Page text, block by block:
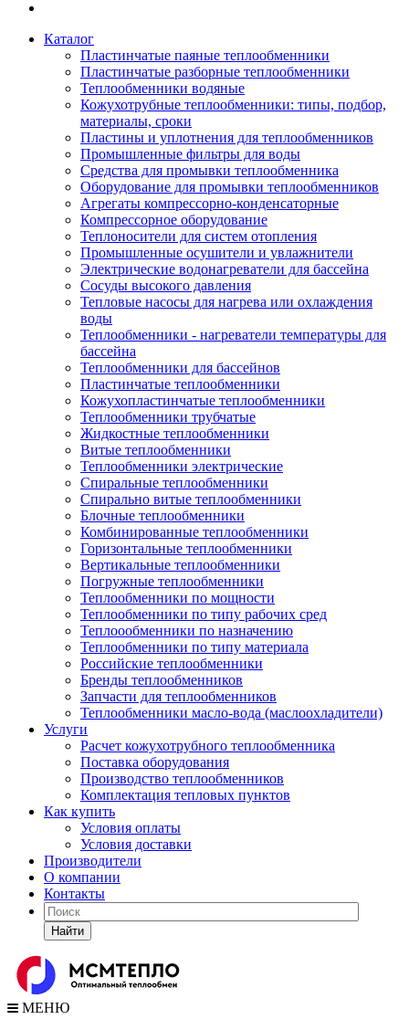
Каталог
Пластинчатые паяные теплообменники
Пластинчатые разборные теплообменники
Теплообменники водяные
Кожухотрубные теплообменники: типы, подбор,
материалы, сроки
Пластины и уплотнения для теплообменников
Промышленные фильтры для воды
Средства для промывки теплообменника
Оборудование для промывки теплообменников
Агрегаты компрессорно-конденсаторные
Компрессорное оборудование
Теплоносители для систем отопления
Промышленные осушители и увлажнители
Электрические водонагреватели для бассейна
Сосуды высокого давления
Тепловые насосы для нагрева или охлаждения
воды
Теплообменники - нагреватели температуры для
бассейна
Теплообменники для бассейнов
Пластинчатые теплообменники
Кожухопластинчатые теплообменники
Теплообменники трубчатые
Жидкостные теплообменники
Витые теплообменники
Теплообменники электрические
Спиральные теплообменники
Спирально витые теплообменники
Блочные теплообменники
Комбинированные теплообменники
Горизонтальные теплообменники
Вертикальные теплообменники
Погружные теплообменники
Теплообменники по мощности
Теплообменники по типу рабочих сред
Теплоообменники по назначению
Теплообменники по типу материала
Российские теплообменники
Бренды теплообменников
Запчасти для теплообменников
Теплообменники масло-вода (маслоохладители)
Услуги
Расчет кожухотрубного теплообменника
Поставка оборудования
Производство теплообменников
Комплектация тепловых пунктов
Как купить
Условия оплаты
Условия доставки
Производители
О компании
Контакты
Найти
МЕНЮ